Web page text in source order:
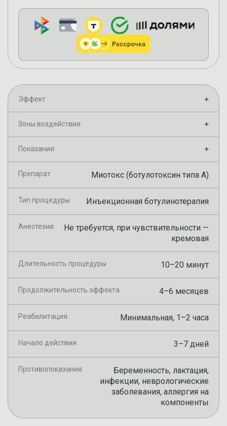
Эффект +
Зоны воздействия +
Показания +
Препарат Миотокс (ботулотоксин типа А)
Тип процедуры Инъекционная ботулинотерапия
Анестезия
Не требуется, при чувствительности —
кремовая
Длительность процедуры 10–20 минут
Продолжительность эффекта 4–6 месяцев
Реабилитация Минимальная, 1–2 часа
Начало действия 3–7 дней
Противопоказания
Беременность, лактация,
инфекции, неврологические
заболевания, аллергия на
компоненты